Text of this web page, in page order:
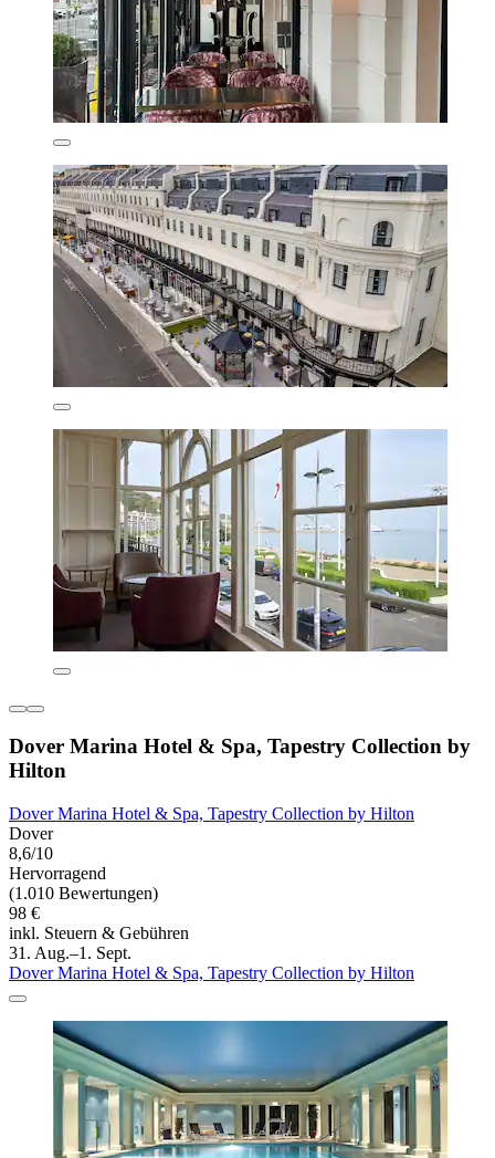
Dover Marina Hotel & Spa, Tapestry Collection by
Hilton
Dover Marina Hotel & Spa, Tapestry Collection by Hilton
Dover
8,6/10
Hervorragend
(1.010 Bewertungen)
98 €
inkl. Steuern & Gebühren
31. Aug.–1. Sept.
Dover Marina Hotel & Spa, Tapestry Collection by Hilton